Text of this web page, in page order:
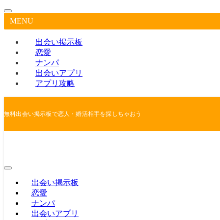
MENU
出会い掲示板
恋愛
ナンパ
出会いアプリ
アプリ攻略
無料出会い掲示板で恋人・婚活相手を探しちゃおう
出会い掲示板
恋愛
ナンパ
出会いアプリ